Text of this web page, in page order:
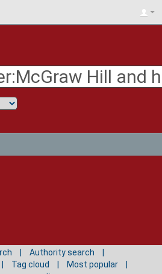
Authority search
Tag cloud
Most popular